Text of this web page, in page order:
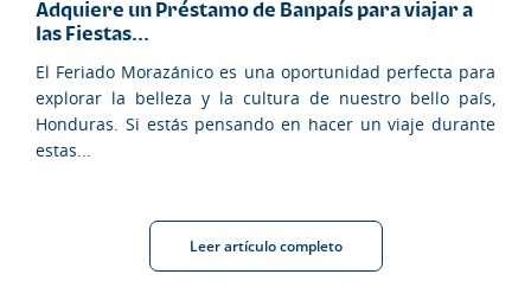
Adquiere un Préstamo de Banpaís para viajar a
las Fiestas...
El Feriado Morazánico es una oportunidad perfecta para
explorar la belleza y la cultura de nuestro bello país,
Honduras. Si estás pensando en hacer un viaje durante
estas...
Leer artículo completo